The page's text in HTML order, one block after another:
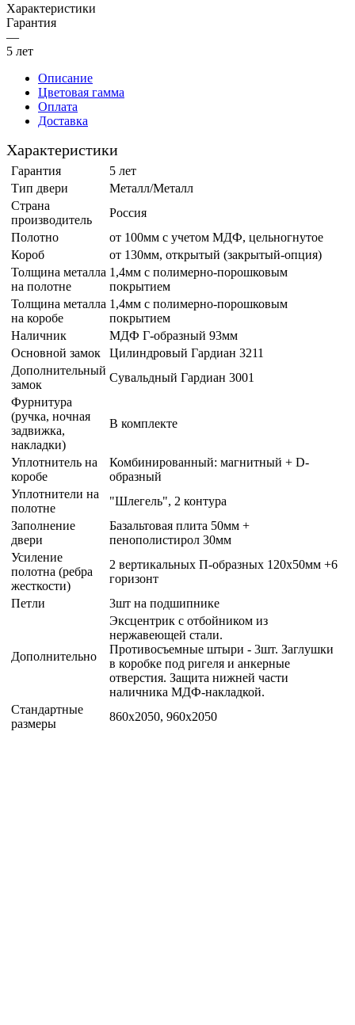
Характеристики
Гарантия
—
5 лет
Описание
Цветовая гамма
Оплата
Доставка
Характеристики
Гарантия
5 лет
Тип двери
Металл/Металл
Страна
производитель
Россия
Полотно
от 100мм с учетом МДФ, цельногнутое
Короб
от 130мм, открытый (закрытый-опция)
Толщина металла
на полотне
1,4мм с полимерно-порошковым
покрытием
Толщина металла
на коробе
1,4мм с полимерно-порошковым
покрытием
Наличник
МДФ Г-образный 93мм
Основной замок
Цилиндровый Гардиан 3211
Дополнительный
замок
Сувальдный Гардиан 3001
Фурнитура
(ручка, ночная
задвижка,
накладки)
В комплекте
Уплотнитель на
коробе
Комбинированный: магнитный + D-
образный
Уплотнители на
полотне
"Шлегель", 2 контура
Заполнение
двери
Базальтовая плита 50мм +
пенополистирол 30мм
Усиление
полотна (ребра
жесткости)
2 вертикальных П-образных 120х50мм +6
горизонт
Петли
3шт на подшипнике
Дополнительно
Эксцентрик с отбойником из
нержавеющей стали.
Противосъемные штыри - 3шт. Заглушки
в коробке под ригеля и анкерные
отверстия. Защита нижней части
наличника МДФ-накладкой.
Стандартные
размеры
860х2050, 960х2050